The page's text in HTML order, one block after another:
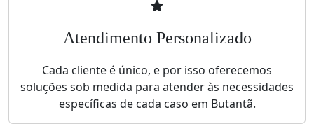
Atendimento Personalizado
Cada cliente é único, e por isso oferecemos
soluções sob medida para atender às necessidades
específicas de cada caso em Butantã.